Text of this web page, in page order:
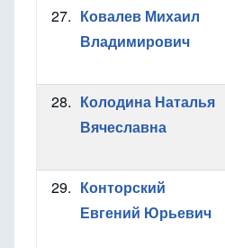
27. Ковалев Михаил
Владимирович
28. Колодина Наталья
Вячеславна
29. Конторский
Евгений Юрьевич